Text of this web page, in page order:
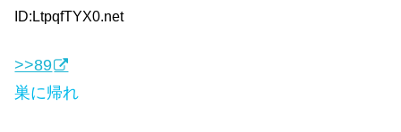
ID:LtpqfTYX0.net
>>89
巣に帰れ